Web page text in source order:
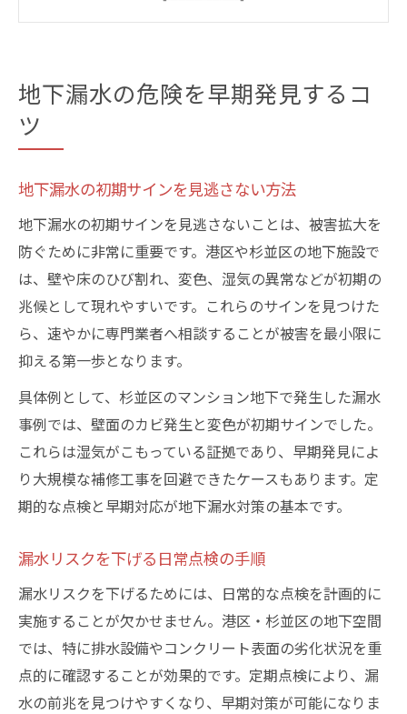
防水管理で守る安心な地下空間
地下漏水防止に役立つ管理体制の整え方
地下空間の防水管理で安全性を高める
継続的な防水管理が地下漏水を防ぐ理由
漏水トラブルに備える基本知識
地下漏水の基礎知識と防水管理の重要性
漏水トラブル対策に必要な基本情報
防水管理の観点から漏水に備える方法
地下漏水発生時の正しい対応手順
地下の老朽化による漏水要因を検証
地下漏水の主な原因と老朽化の関係性
地下構造物の劣化と漏水リスクの実態
漏水発生に影響する地下の老朽化要因
地下漏水を招く劣化部分の見極め方
適切な防水工法選びで被害を回避
地下漏水に最適な防水工法の選び方
地下漏水の危険を早期発見するコ
ツ
地下漏水の初期サインを見逃さない方法
地下漏水の初期サインを見逃さないことは、被害拡大を
防ぐために非常に重要です。港区や杉並区の地下施設で
は、壁や床のひび割れ、変色、湿気の異常などが初期の
兆候として現れやすいです。これらのサインを見つけた
ら、速やかに専門業者へ相談することが被害を最小限に
抑える第一歩となります。
具体例として、杉並区のマンション地下で発生した漏水
事例では、壁面のカビ発生と変色が初期サインでした。
これらは湿気がこもっている証拠であり、早期発見によ
り大規模な補修工事を回避できたケースもあります。定
期的な点検と早期対応が地下漏水対策の基本です。
漏水リスクを下げる日常点検の手順
漏水リスクを下げるためには、日常的な点検を計画的に
実施することが欠かせません。港区・杉並区の地下空間
では、特に排水設備やコンクリート表面の劣化状況を重
点的に確認することが効果的です。定期点検により、漏
水の前兆を見つけやすくなり、早期対策が可能になりま